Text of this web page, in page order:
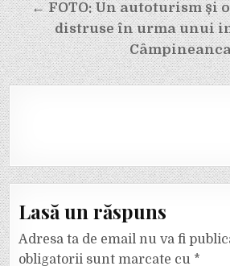
← FOTO: Un autoturism și
distruse în urma unui
Câmpineanca
Lasă un răspuns
Adresa ta de email nu va fi
obligatorii sunt marcate cu *